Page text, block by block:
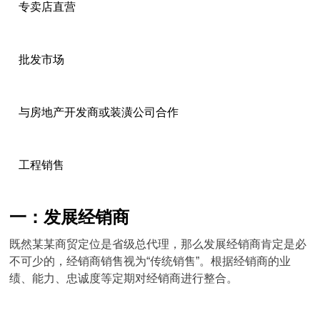
专卖店直营
批发市场
与房地产开发商或装潢公司合作
工程销售
一：发展经销商
既然某某商贸定位是省级总代理，那么发展经销商肯定是必
不可少的，经销商销售视为“传统销售”。根据经销商的业
绩、能力、忠诚度等定期对经销商进行整合。